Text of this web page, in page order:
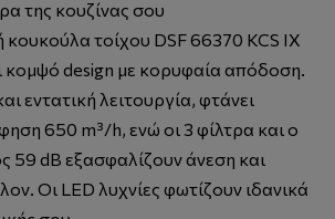
της κουζίνας σου
τοίχου DSF 66370 KCS IX
κομψό design με κορυφαία απόδοση.
εντατική λειτουργία, φτάνει
650 m³/h, ενώ οι 3 φίλτρα και ο
59 dB εξασφαλίζουν άνεση και
Οι LED λυχνίες φωτίζουν ιδανικά